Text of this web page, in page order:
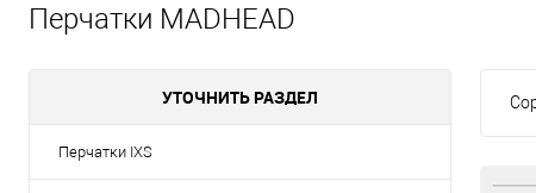
Перчатки MADHEAD
УТОЧНИТЬ РАЗДЕЛ
Перчатки IXS